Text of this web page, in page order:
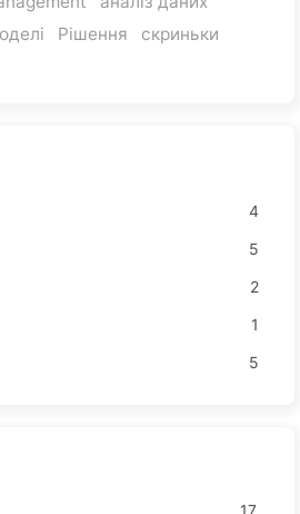
Рішення
скриньки
4
5
2
1
5
17